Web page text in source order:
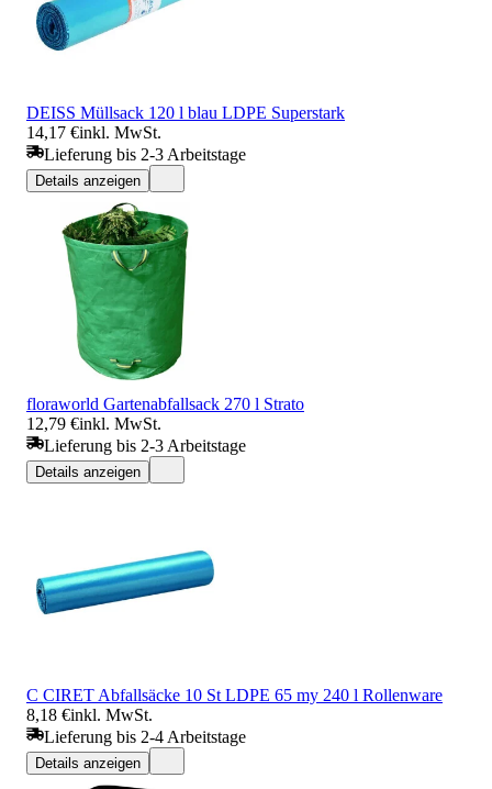
DEISS Müllsack 120 l blau LDPE Superstark
14,17 €inkl. MwSt.
Lieferung bis 2-3 Arbeitstage
Details anzeigen
floraworld Gartenabfallsack 270 l Strato
12,79 €inkl. MwSt.
Lieferung bis 2-3 Arbeitstage
Details anzeigen
C CIRET Abfallsäcke 10 St LDPE 65 my 240 l Rollenware
8,18 €inkl. MwSt.
Lieferung bis 2-4 Arbeitstage
Details anzeigen